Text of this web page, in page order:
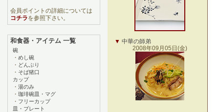
▼ 中華の師弟
2008年09月05日(金)
会員ポイントの詳細については
コチラを参照下さい。
和食器・アイテム 一覧
碗
・ めし碗
・ どんぶり
・ そば猪口
カップ
・ 湯のみ
・ 珈琲碗皿・マグ
・ フリーカップ
皿・プレート